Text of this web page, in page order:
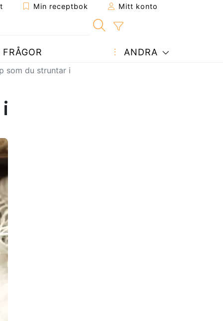
Min receptbok Mitt konto
FRÅGOR ANDRA
som du struntar i
i